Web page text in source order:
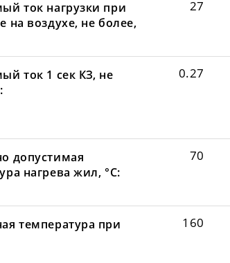
ток нагрузки при
на воздухе, не более,
27
ток 1 сек КЗ, не
0.27
допустимая
нагрева жил, °С:
70
температура при
160